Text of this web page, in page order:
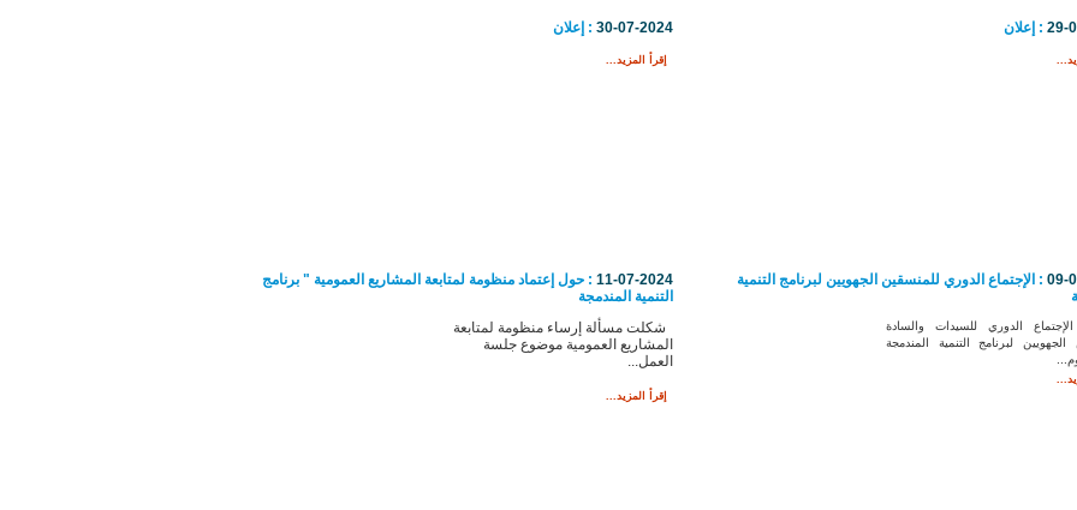
30-07-2024 : إعلان
إقرأ المزيد...
29- : إعلان
11-07-2024 : حول إعتماد منظومة لمتابعة المشاريع العمومية " برنامج
التنمية المندمجة
شكلت مسألة إرساء منظومة لمتابعة
المشاريع العمومية موضوع جلسة
العمل...
إقرأ المزيد...
09- : الإجتماع الدوري للمنسقين الجهويين لبرنامج التنمية
الدوري للسيدات والسادة
الجهويين لبرنامج التنمية المندمجة